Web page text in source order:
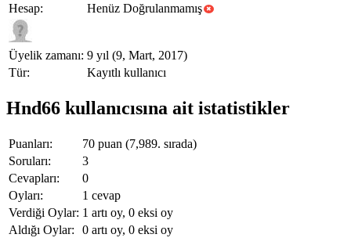
Hesap: Henüz Doğrulanmamış
Üyelik zamanı: 9 yıl (9, Mart, 2017)
Tür:
Kayıtlı kullanıcı
Hnd66 kullanıcısına ait istatistikler
Puanları: 70 puan (7,989. sırada)
Soruları:
3
Cevapları:
0
Oyları:
1 cevap
Verdiği Oylar: 1 artı oy, 0 eksi oy
Aldığı Oylar:
0 artı oy, 0 eksi oy